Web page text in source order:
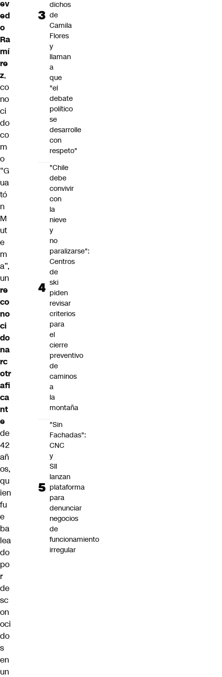
ev
ed
o
Ra
mí
re
z,
co
no
ci
do
co
m
o
“G
ua
tó
n
M
ut
e
m
a”,
un
re
co
no
ci
do
na
rc
otr
afi
ca
nt
e
de
42
añ
os,
qu
ien
fu
e
ba
lea
do
po
r
de
sc
on
oci
do
s
en
un
dichos
de
Camila
Flores
y
llaman
a
que
"el
debate
político
se
desarrolle
con
respeto"
"Chile
debe
convivir
con
la
nieve
y
no
paralizarse":
Centros
de
ski
piden
revisar
criterios
para
el
cierre
preventivo
de
caminos
a
la
montaña
"Sin
Fachadas":
CNC
y
SII
lanzan
plataforma
para
denunciar
negocios
de
funcionamiento
irregular